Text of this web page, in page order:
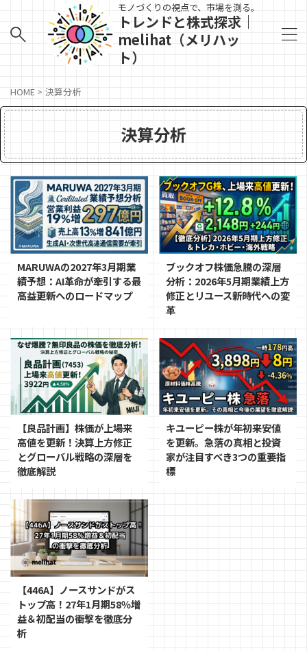
モノづくりの視点で、市場を測る。
トレンドと株式探求｜
melihat（メリハッ
ト）
HOME > 決算分析
決算分析
MARUWAの2027年3月期業
績予想：AI革命が牽引する最
高益更新へのロードマップ
ブックオフ株価急騰の深層
分析：2026年5月期業績上方
修正とリユース新時代への変
革
【良品計画】株価が上場来
高値を更新！決算上方修正
とグローバル戦略の深層を
徹底解説
キユーピー株が年初来安値
を更新。急落の真相と投資
家が注目すべき3つの重要指
標
【446A】ノースサンドがス
トップ高！27年1月期58％増
益＆初配当の衝撃を徹底分
析